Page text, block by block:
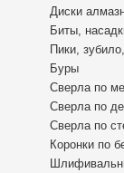
Диски
Биты,
Пики,
Буры
Сверла по
Сверла по
Сверла по
Коронки по